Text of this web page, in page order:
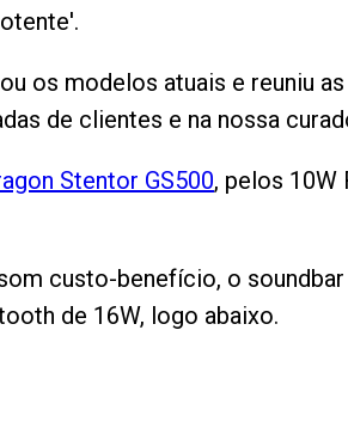
os modelos atuais e reuniu
de clientes e na nossa
Stentor GS500, pelos 10W
custo-benefício, o soundbar
de 16W, logo abaixo.